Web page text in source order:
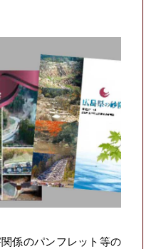
係のパンフレット等の